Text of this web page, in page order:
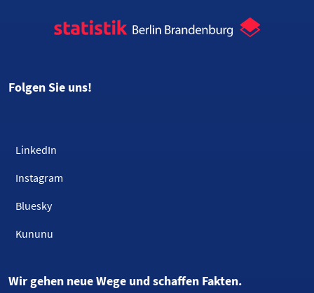
Folgen Sie uns!
LinkedIn
Instagram
Bluesky
Kununu
Wir gehen neue Wege und schaffen Fakten.